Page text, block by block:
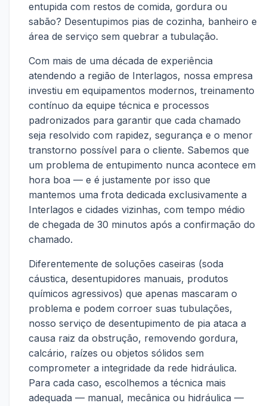
entupida com restos de comida, gordura ou
sabão? Desentupimos pias de cozinha, banheiro e
área de serviço sem quebrar a tubulação.
Com mais de uma década de experiência
atendendo a região de Interlagos, nossa empresa
investiu em equipamentos modernos, treinamento
contínuo da equipe técnica e processos
padronizados para garantir que cada chamado
seja resolvido com rapidez, segurança e o menor
transtorno possível para o cliente. Sabemos que
um problema de entupimento nunca acontece em
hora boa — e é justamente por isso que
mantemos uma frota dedicada exclusivamente a
Interlagos e cidades vizinhas, com tempo médio
de chegada de 30 minutos após a confirmação do
chamado.
Diferentemente de soluções caseiras (soda
cáustica, desentupidores manuais, produtos
químicos agressivos) que apenas mascaram o
problema e podem corroer suas tubulações,
nosso serviço de desentupimento de pia ataca a
causa raiz da obstrução, removendo gordura,
calcário, raízes ou objetos sólidos sem
comprometer a integridade da rede hidráulica.
Para cada caso, escolhemos a técnica mais
adequada — manual, mecânica ou hidráulica —